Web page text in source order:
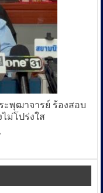
30
ก.ย.
ฝ่าย
ค้าน
ได้
เวลา
ซักฟอก
15
จำนวน
นี้
แบ่ง
ะพุฒาจารย์ ร้องสอบ
ม่โปร่งใส
บน
ถึง